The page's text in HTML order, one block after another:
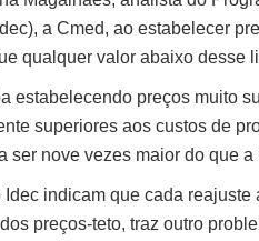
a Cmed, ao estabelecer
qualquer valor abaixo desse
estabelecendo preços muito
superiores aos custos de
ser nove vezes maior do que a
Idec indicam que cada
preços-teto, traz outro